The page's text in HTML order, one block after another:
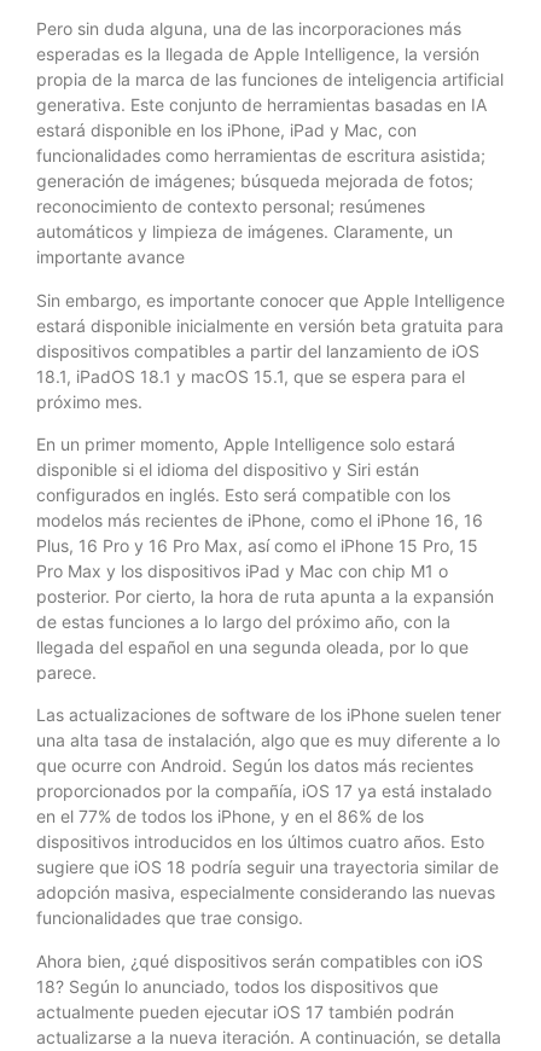
Pero sin duda alguna, una de las incorporaciones más
esperadas es la llegada de Apple Intelligence, la versión
propia de la marca de las funciones de inteligencia artificial
generativa. Este conjunto de herramientas basadas en IA
estará disponible en los iPhone, iPad y Mac, con
funcionalidades como herramientas de escritura asistida;
generación de imágenes; búsqueda mejorada de fotos;
reconocimiento de contexto personal; resúmenes
automáticos y limpieza de imágenes. Claramente, un
importante avance
Sin embargo, es importante conocer que Apple Intelligence
estará disponible inicialmente en versión beta gratuita para
dispositivos compatibles a partir del lanzamiento de iOS
18.1, iPadOS 18.1 y macOS 15.1, que se espera para el
próximo mes.
En un primer momento, Apple Intelligence solo estará
disponible si el idioma del dispositivo y Siri están
configurados en inglés. Esto será compatible con los
modelos más recientes de iPhone, como el iPhone 16, 16
Plus, 16 Pro y 16 Pro Max, así como el iPhone 15 Pro, 15
Pro Max y los dispositivos iPad y Mac con chip M1 o
posterior. Por cierto, la hora de ruta apunta a la expansión
de estas funciones a lo largo del próximo año, con la
llegada del español en una segunda oleada, por lo que
parece.
Las actualizaciones de software de los iPhone suelen tener
una alta tasa de instalación, algo que es muy diferente a lo
que ocurre con Android. Según los datos más recientes
proporcionados por la compañía, iOS 17 ya está instalado
en el 77% de todos los iPhone, y en el 86% de los
dispositivos introducidos en los últimos cuatro años. Esto
sugiere que iOS 18 podría seguir una trayectoria similar de
adopción masiva, especialmente considerando las nuevas
funcionalidades que trae consigo.
Ahora bien, ¿qué dispositivos serán compatibles con iOS
18? Según lo anunciado, todos los dispositivos que
actualmente pueden ejecutar iOS 17 también podrán
actualizarse a la nueva iteración. A continuación, se detalla